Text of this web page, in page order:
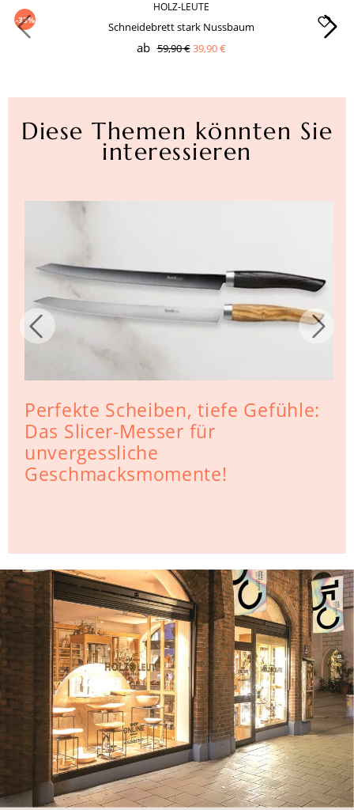
-33%
HOLZ-LEUTE
Schneidebrett stark Nussbaum
ab 59,90 €39,90 €
Diese Themen könnten Sie
interessieren
Perfekte Scheiben, tiefe Gefühle:
Das Slicer-Messer für
unvergessliche
Geschmacksmomente!